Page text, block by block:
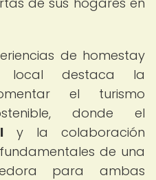
de homestay
local destaca la
el turismo
donde el
y la colaboración
de una
para ambas